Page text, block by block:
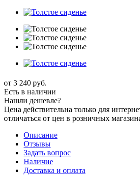
от 3 240 руб.
Есть в наличии
Нашли дешевле?
Цена действительна только для
отличаться от цен в розничных
Описание
Отзывы
Задать вопрос
Наличие
Доставка и оплата